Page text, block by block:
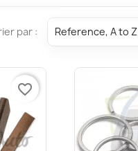
par : Reference, A to Z
favorite_border